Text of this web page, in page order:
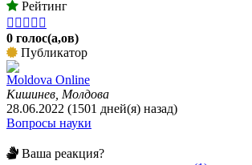
Рейтинг
    
0 голос(а,ов)
Публикатор
Moldova Online
Кишинев, Молдова
28.06.2022 (1501 дней(я) назад)
Вопросы науки
Ваша реакция?